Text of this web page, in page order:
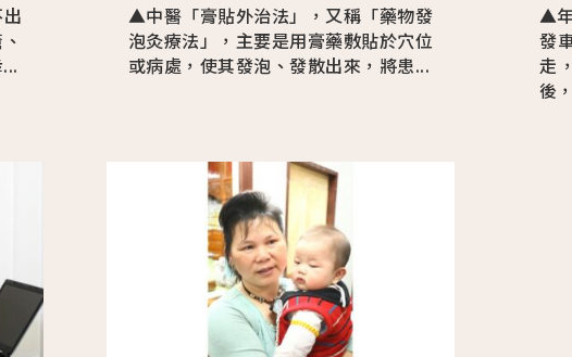
▲中醫「膏貼外治法」，又稱「藥物發
泡灸療法」，主要是用膏藥敷貼於穴位
或病處，使其發泡、發散出來，將患...
▲
發
走
後